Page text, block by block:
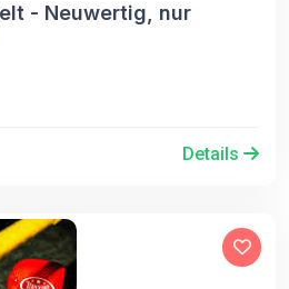
- Neuwertig, nur
Details